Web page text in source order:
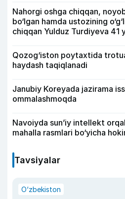
Nahorgi oshga chiqqan,
bo‘lgan hamda ustozining
chiqqan Yulduz Turdiyeva 41
Qozog‘iston poytaxtida
haydash taqiqlanadi
Janubiy Koreyada jazirama
ommalashmoqda
Navoiyda sun’iy intellekt
mahalla rasmlari bo‘yicha
Tavsiyalar
O‘zbekiston